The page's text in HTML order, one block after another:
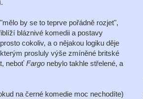
by se to teprve pořádně rozjet",
bláznivé komedii a postavy
cokoliv, a o nějakou logiku děje
prosluly výše zmíněné britské
neboť Fargo nebylo takhle střelené, a
na černé komedie moc nechodíte)